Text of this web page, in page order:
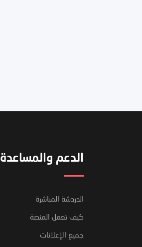
الدعم والمساعدة
الدردشة المباشرة
كيف تعمل المنصة
جميع الإعلانات